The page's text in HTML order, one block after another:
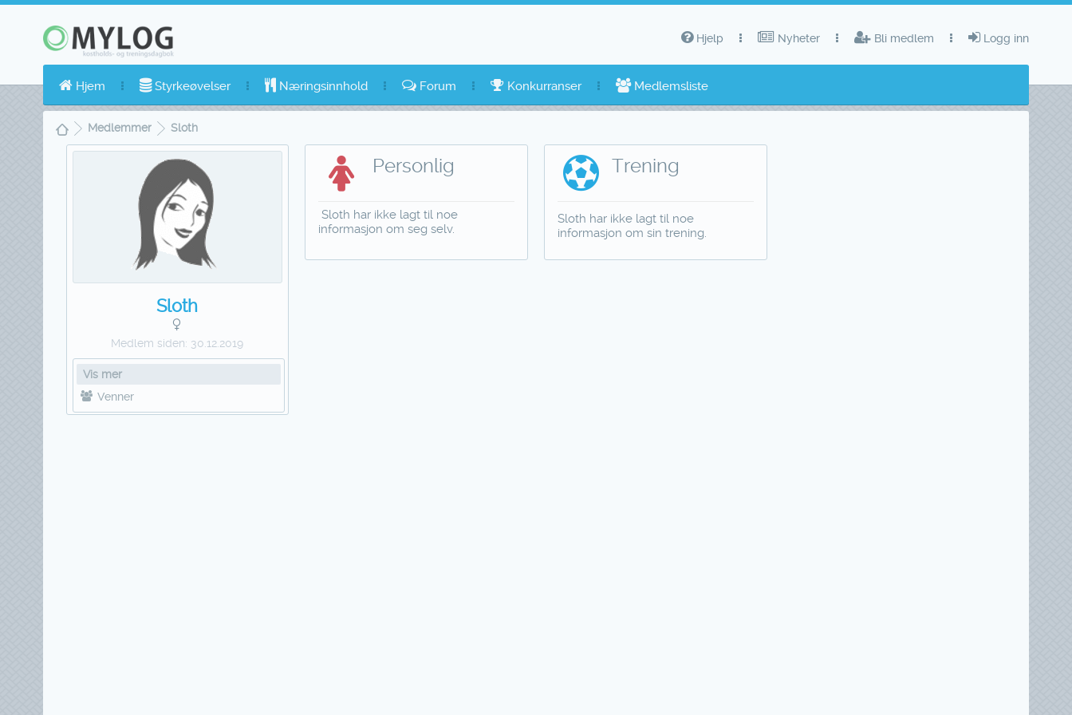
Logg inn
Bli medlem
Nyheter
Hjelp
Hjem Styrkeøvelser Næringsinnhold Forum Konkurranser Medlemsliste
Medlemmer Sloth
Sloth
Medlem siden: 30.12.2019
Vis mer
Venner
Personlig
Sloth har ikke lagt til noe
informasjon om seg selv.
Trening
Sloth har ikke lagt til noe
informasjon om sin trening.